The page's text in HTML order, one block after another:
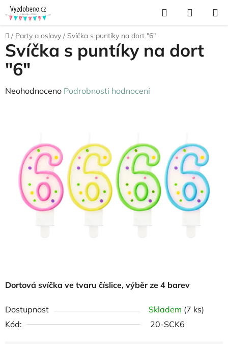
Přejít
na
obsah
Hledat
KOŠÍK
Domů
/ Party a oslavy / Svíčka s puntíky na dort "6"
Dortová svíčka ve tvaru číslice, výběr ze 4 barev
Dostupnost Skladem (7 ks)
Kód:
20-SCK6
Svíčka s puntíky na dort
"6"
Průměrné
hvězdiček.
Neohodnoceno Podrobnosti hodnocení